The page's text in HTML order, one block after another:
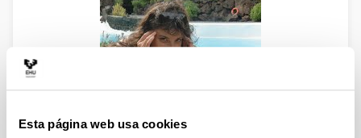
Esta página web usa cookies